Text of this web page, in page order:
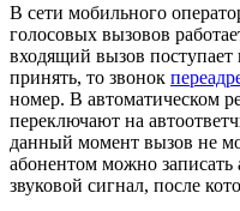
В сети мобильного
голосовых вызовов
входящий вызов
принять, то звонок
номер. В автоматическом
переключают на
данный момент вызов не
абонентом можно записать
звуковой сигнал, после